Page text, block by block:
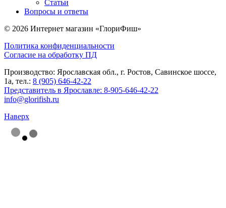
Статьи
Вопросы и ответы
© 2026 Интернет магазин «ГлориФиш»
Политика конфиденциальности
Согласие на обработку ПД
Производство: Ярославская обл., г. Ростов, Савинское шоссе,
1а, тел.: 8 (905) 646-42-22
Представитель в Ярославле: 8-905-646-42-22
info@glorifish.ru
Наверх